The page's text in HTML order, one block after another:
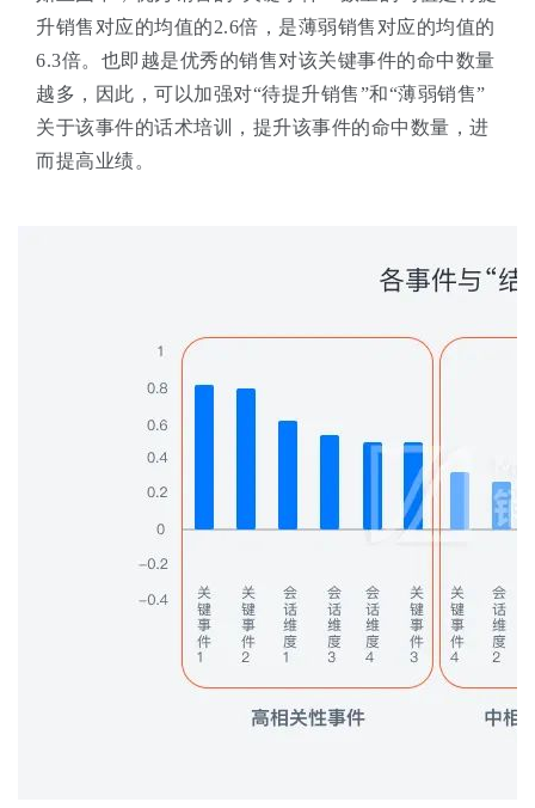
升销售对应的均值的2.6倍，是薄弱销售对应的均值的
6.3倍。也即越是优秀的销售对该关键事件的命中数量
越多，因此，可以加强对“待提升销售”和“薄弱销售”
关于该事件的话术培训，提升该事件的命中数量，进
而提高业绩。